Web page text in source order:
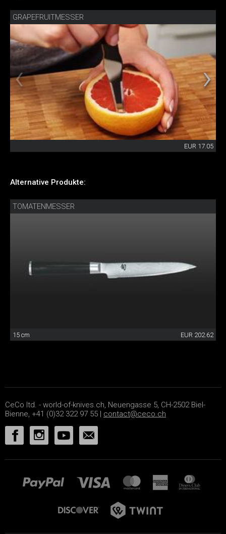
GRAPEFRUITMESSER
EUR 17.05
Alternative Produkte:
TOMATENMESSER
15 cm EUR 202.62
CeCo ltd. - world-of-knives.ch, Neuengasse 5, CH-2502 Biel-
Bienne, +41 (0)32 322 97 55 | contact@ceco.ch